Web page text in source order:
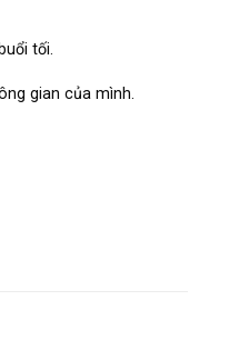
tối.
gian của mình.